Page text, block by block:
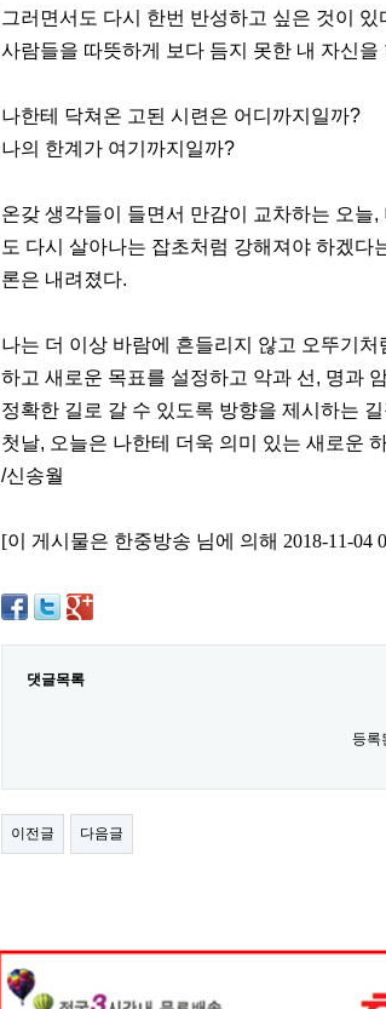
DOMCLUB
코
리
강
리
뉴
비
아
365
아
센
터
직
도
올
리
링
24
시
비
아
입
그러면서도 다시 한번 반성하고 싶은 것이
사람들을 따뜻하게 보다 듬지 못한 내 자신
나한테 닥쳐온 고된 시련은 어디까지일까?
나의 한계가 여기까지일까?
온갖 생각들이 들면서 만감이 교차하는 오늘
도 다시 살아나는 잡초처럼 강해져야 하겠
론은 내려졌다.
나는 더 이상 바람에 흔들리지 않고 오뚜기
하고 새로운 목표를 설정하고 악과 선, 명과
정확한 길로 갈 수 있도록 방향을 제시하는
첫날, 오늘은 나한테 더욱 의미 있는 새로운
/신송월
[이 게시물은 한중방송 님에 의해 2018-11-04
댓글목록
등록
이전글 다음글